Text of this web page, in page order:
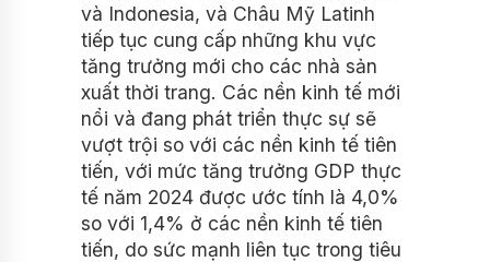
và Indonesia, và Châu Mỹ Latinh
tiếp tục cung cấp những khu vực
tăng trưởng mới cho các nhà sản
xuất thời trang. Các nền kinh tế mới
nổi và đang phát triển thực sự sẽ
vượt trội so với các nền kinh tế tiên
tiến, với mức tăng trưởng GDP thực
tế năm 2024 được ước tính là 4,0%
so với 1,4% ở các nền kinh tế tiên
tiến, do sức mạnh liên tục trong tiêu